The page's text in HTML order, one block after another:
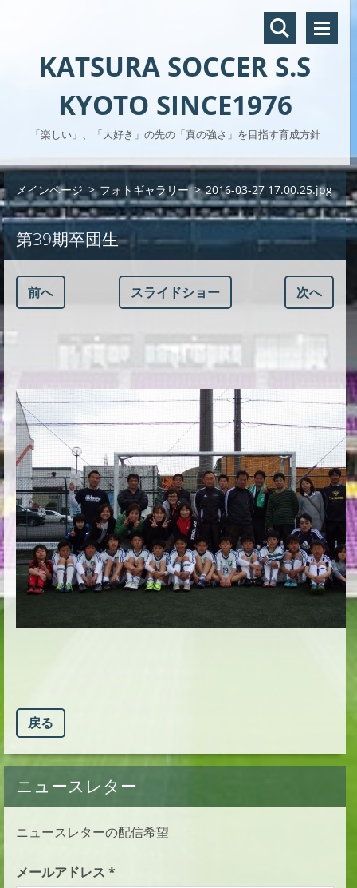
KATSURA SOCCER S.S
KYOTO SINCE1976
「楽しい」、「大好き」の先の「真の強さ」を目指す育成方針
メインページ > フォトギャラリー > 2016-03-27 17.00.25.jpg
第39期卒団生
前へ スライドショー 次へ
戻る
ニュースレター
ニュースレターの配信希望
メールアドレス *